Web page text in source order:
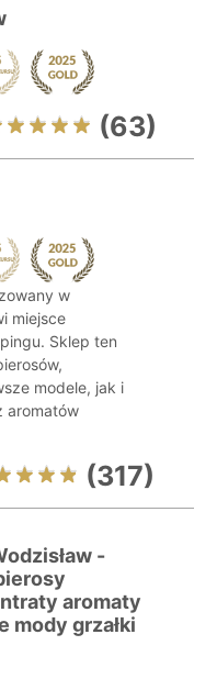
(63)
w
miejsce
Sklep ten
modele, jak i
aromatów
(317)
-
aromaty
mody grzałki